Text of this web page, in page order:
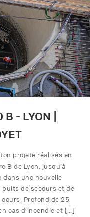
- LYON |
projeté réalisés en
B de Lyon, jusqu’à
dans une nouvelle
puits de secours et de
Profond de 25
cas d’incendie et […]